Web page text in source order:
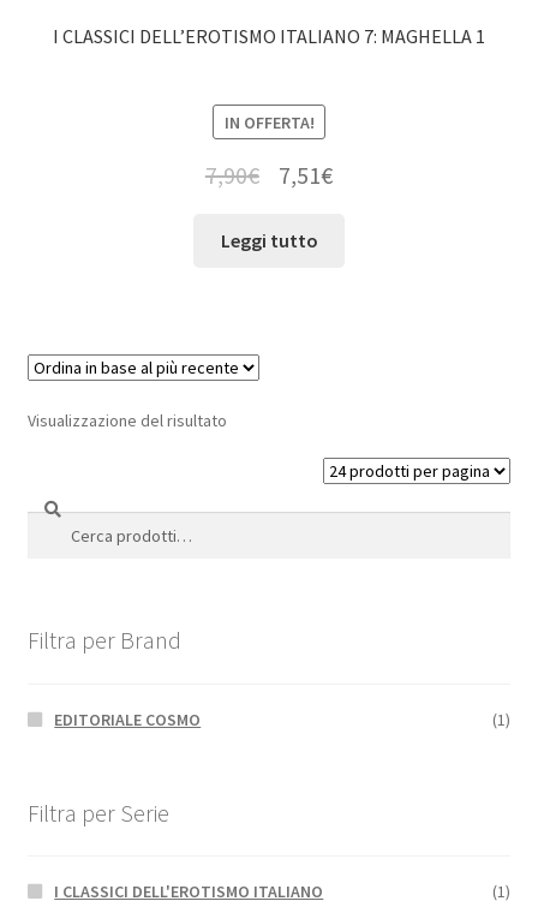
I CLASSICI DELL’EROTISMO ITALIANO 7: MAGHELLA 1
IN OFFERTA!
7,90€ 7,51€
Leggi tutto
Visualizzazione del risultato
Cerca:
Cerca
Filtra per Brand
EDITORIALE COSMO (1)
Filtra per Serie
I CLASSICI DELL'EROTISMO ITALIANO (1)